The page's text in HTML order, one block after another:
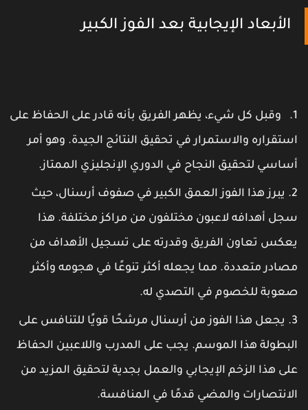
الأبعاد الإيجابية بعد الفوز الكبير
وقبل كل شيء، يظهر الفريق بأنه قادر على الحفاظ على
والاستمرار في تحقيق النتائج الجيدة. وهو أمر
لتحقيق النجاح في الدوري الإنجليزي الممتاز.
يبرز هذا الفوز العمق الكبير في صفوف أرسنال، حيث
أهدافه لاعبون مختلفون من مراكز مختلفة. هذا
تعاون الفريق وقدرته على تسجيل الأهداف من
متعددة. مما يجعله أكثر تنوعًا في هجومه وأكثر
للخصوم في التصدي له.
يجعل هذا الفوز من أرسنال مرشحًا قويًا للتنافس على
هذا الموسم. يجب على المدرب واللاعبين الحفاظ
هذا الزخم الإيجابي والعمل بجدية لتحقيق المزيد من
والمضي قدمًا في المنافسة.